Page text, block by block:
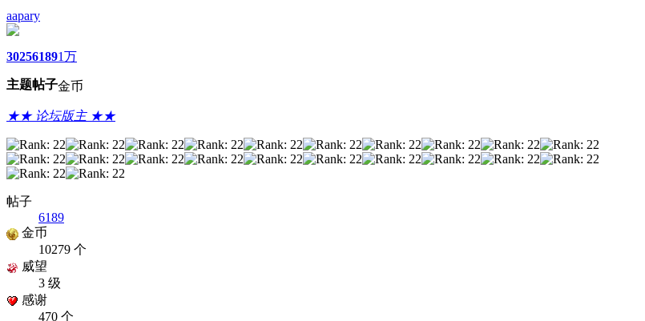
aapary
3025
主题
6189
帖子
1万
金币
★★ 论坛版主 ★★
帖子
6189
金币
10279 个
威望
3 级
感谢
470 个